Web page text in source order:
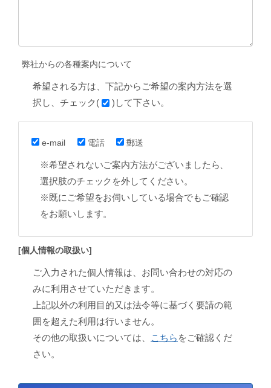
弊社からの各種案内について
希望される方は、下記からご希望の案内方法を選
択し、チェック(
)して下さい。
e-mail 電話 郵送
※希望されないご案内方法がございましたら、
選択肢のチェックを外してください。
※既にご希望をお伺いしている場合でもご確認
をお願いします。
[個人情報の取扱い]
ご入力された個人情報は、お問い合わせの対応の
みに利用させていただきます。
上記以外の利用目的又は法令等に基づく要請の範
囲を超えた利用は行いません。
その他の取扱いについては、
こちら をご確認くだ
さい。